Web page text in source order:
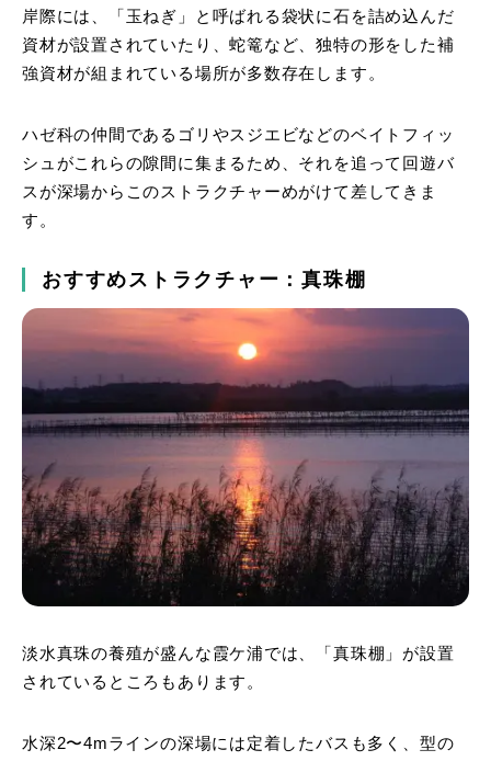
岸際には、「玉ねぎ」と呼ばれる袋状に石を詰め込んだ
資材が設置されていたり、蛇篭など、独特の形をした補
強資材が組まれている場所が多数存在します。
ハゼ科の仲間であるゴリやスジエビなどのベイトフィッ
シュがこれらの隙間に集まるため、それを追って回遊バ
スが深場からこのストラクチャーめがけて差してきま
す。
おすすめストラクチャー：真珠棚
淡水真珠の養殖が盛んな霞ケ浦では、「真珠棚」が設置
されているところもあります。
水深2〜4mラインの深場には定着したバスも多く、型の